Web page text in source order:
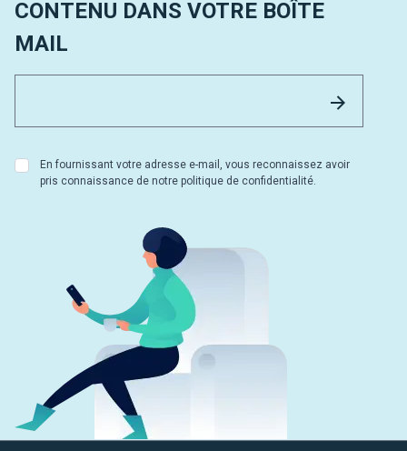
CONTENU DANS VOTRE BOÎTE
MAIL
En fournissant votre adresse e-mail, vous reconnaissez avoir
pris connaissance de notre politique de confidentialité.